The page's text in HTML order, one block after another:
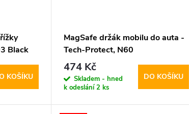
Black
KOŠÍKU
MagSafe držák mobilu do auta -
Tech-Protect, N60
474 Kč
Skladem - hned
k odeslání2 ks
DO KOŠÍKU